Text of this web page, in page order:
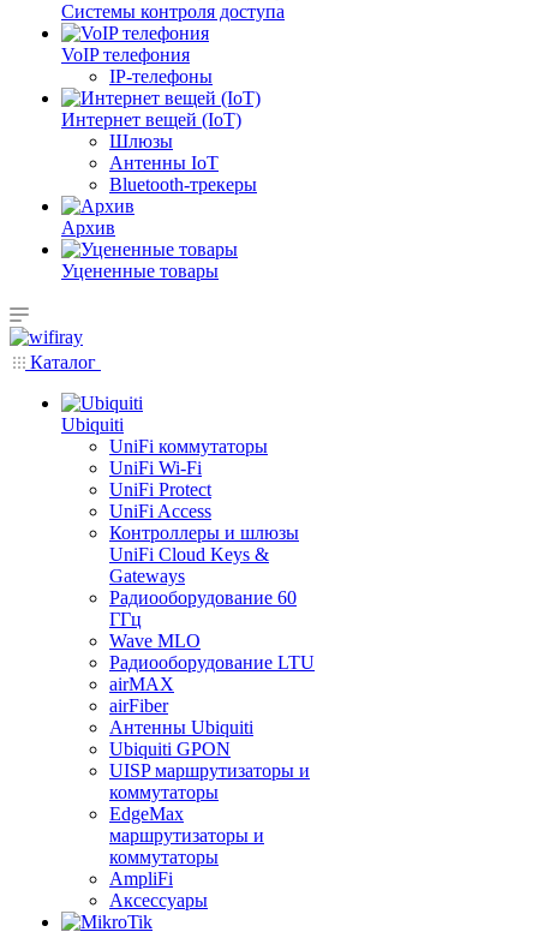
Системы контроля доступа
VoIP телефония
IP-телефоны
Интернет вещей (IoT)
Шлюзы
Антенны IoT
Bluetooth-трекеры
Архив
Уцененные товары
Каталог
Ubiquiti
UniFi коммутаторы
UniFi Wi-Fi
UniFi Protect
UniFi Access
Контроллеры и шлюзы
UniFi Cloud Keys &
Gateways
Радиооборудование 60
ГГц
Wave MLO
Радиооборудование LTU
airMAX
airFiber
Антенны Ubiquiti
Ubiquiti GPON
UISP маршрутизаторы и
коммутаторы
EdgeMax
маршрутизаторы и
коммутаторы
AmpliFi
Аксессуары